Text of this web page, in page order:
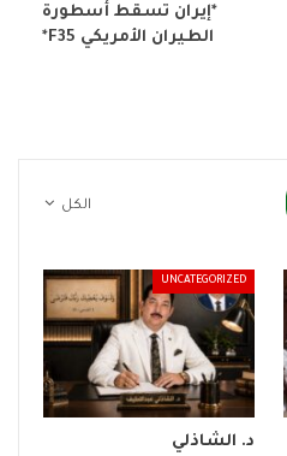
*إيران تسقط أسطورة
الطيران الأمريكي F35*
الكل
UNCATEGORIZED
د. الشاذلي